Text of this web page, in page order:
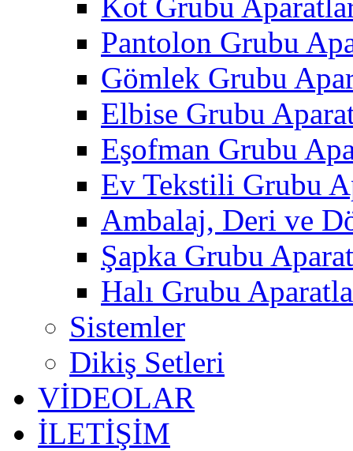
Pantolon Grubu
Gömlek Grubu
Elbise Grubu
Eşofman Grubu
Ev Tekstili Grubu
Ambalaj, Deri ve
Şapka Grubu
Halı Grubu
Sistemler
Dikiş Setleri
VİDEOLAR
İLETİŞİM